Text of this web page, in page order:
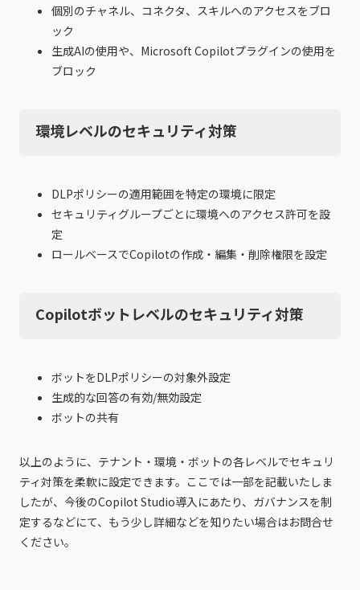
個別のチャネル、コネクタ、スキルへのアクセスをブロ
ック
生成AIの使用や、Microsoft Copilotプラグインの使用を
ブロック
環境レベルのセキュリティ対策
DLPポリシーの適用範囲を特定の環境に限定
セキュリティグループごとに環境へのアクセス許可を設
定
ロールベースでCopilotの作成・編集・削除権限を設定
Copilotボットレベルのセキュリティ対策
ボットをDLPポリシーの対象外設定
生成的な回答の有効/無効設定
ボットの共有
以上のように、テナント・環境・ボットの各レベルでセキュリ
ティ対策を柔軟に設定できます。ここでは一部を記載いたしま
したが、今後のCopilot Studio導入にあたり、ガバナンスを制
定するなどにて、もう少し詳細などを知りたい場合はお問合せ
ください。